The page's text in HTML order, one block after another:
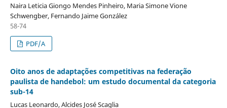
Naira Leticia Giongo Mendes Pinheiro, Maria Simone Vione
Schwengber, Fernando Jaime González
58-74
PDF/A
Oito anos de adaptações competitivas na federação
paulista de handebol: um estudo documental da categoria
sub-14
Lucas Leonardo, Alcides José Scaglia